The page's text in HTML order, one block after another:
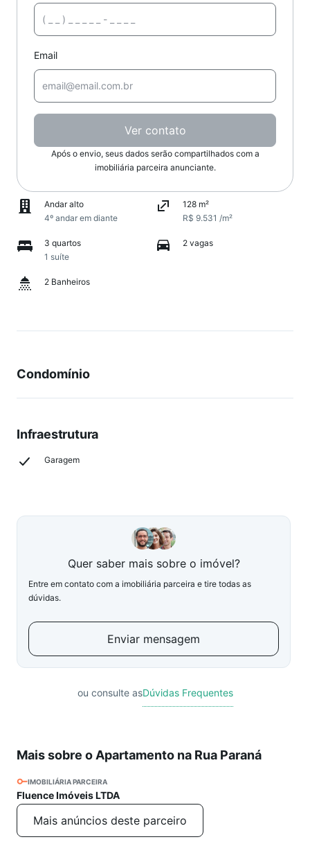
Email
Ver contato
Após o envio, seus dados serão compartilhados com a
imobiliária parceira anunciante.
Andar alto
4º andar em diante
128 m²
R$ 9.531 /m²
3 quartos
1 suíte
2 vagas
2 Banheiros
Condomínio
Infraestrutura
Garagem
Quer saber mais sobre o imóvel?
Entre em contato com a imobiliária parceira e tire todas as
dúvidas.
Enviar mensagem
ou consulte asDúvidas Frequentes
Mais sobre o Apartamento na Rua Paraná
IMOBILIÁRIA PARCEIRA
Fluence Imóveis LTDA
Mais anúncios deste parceiro